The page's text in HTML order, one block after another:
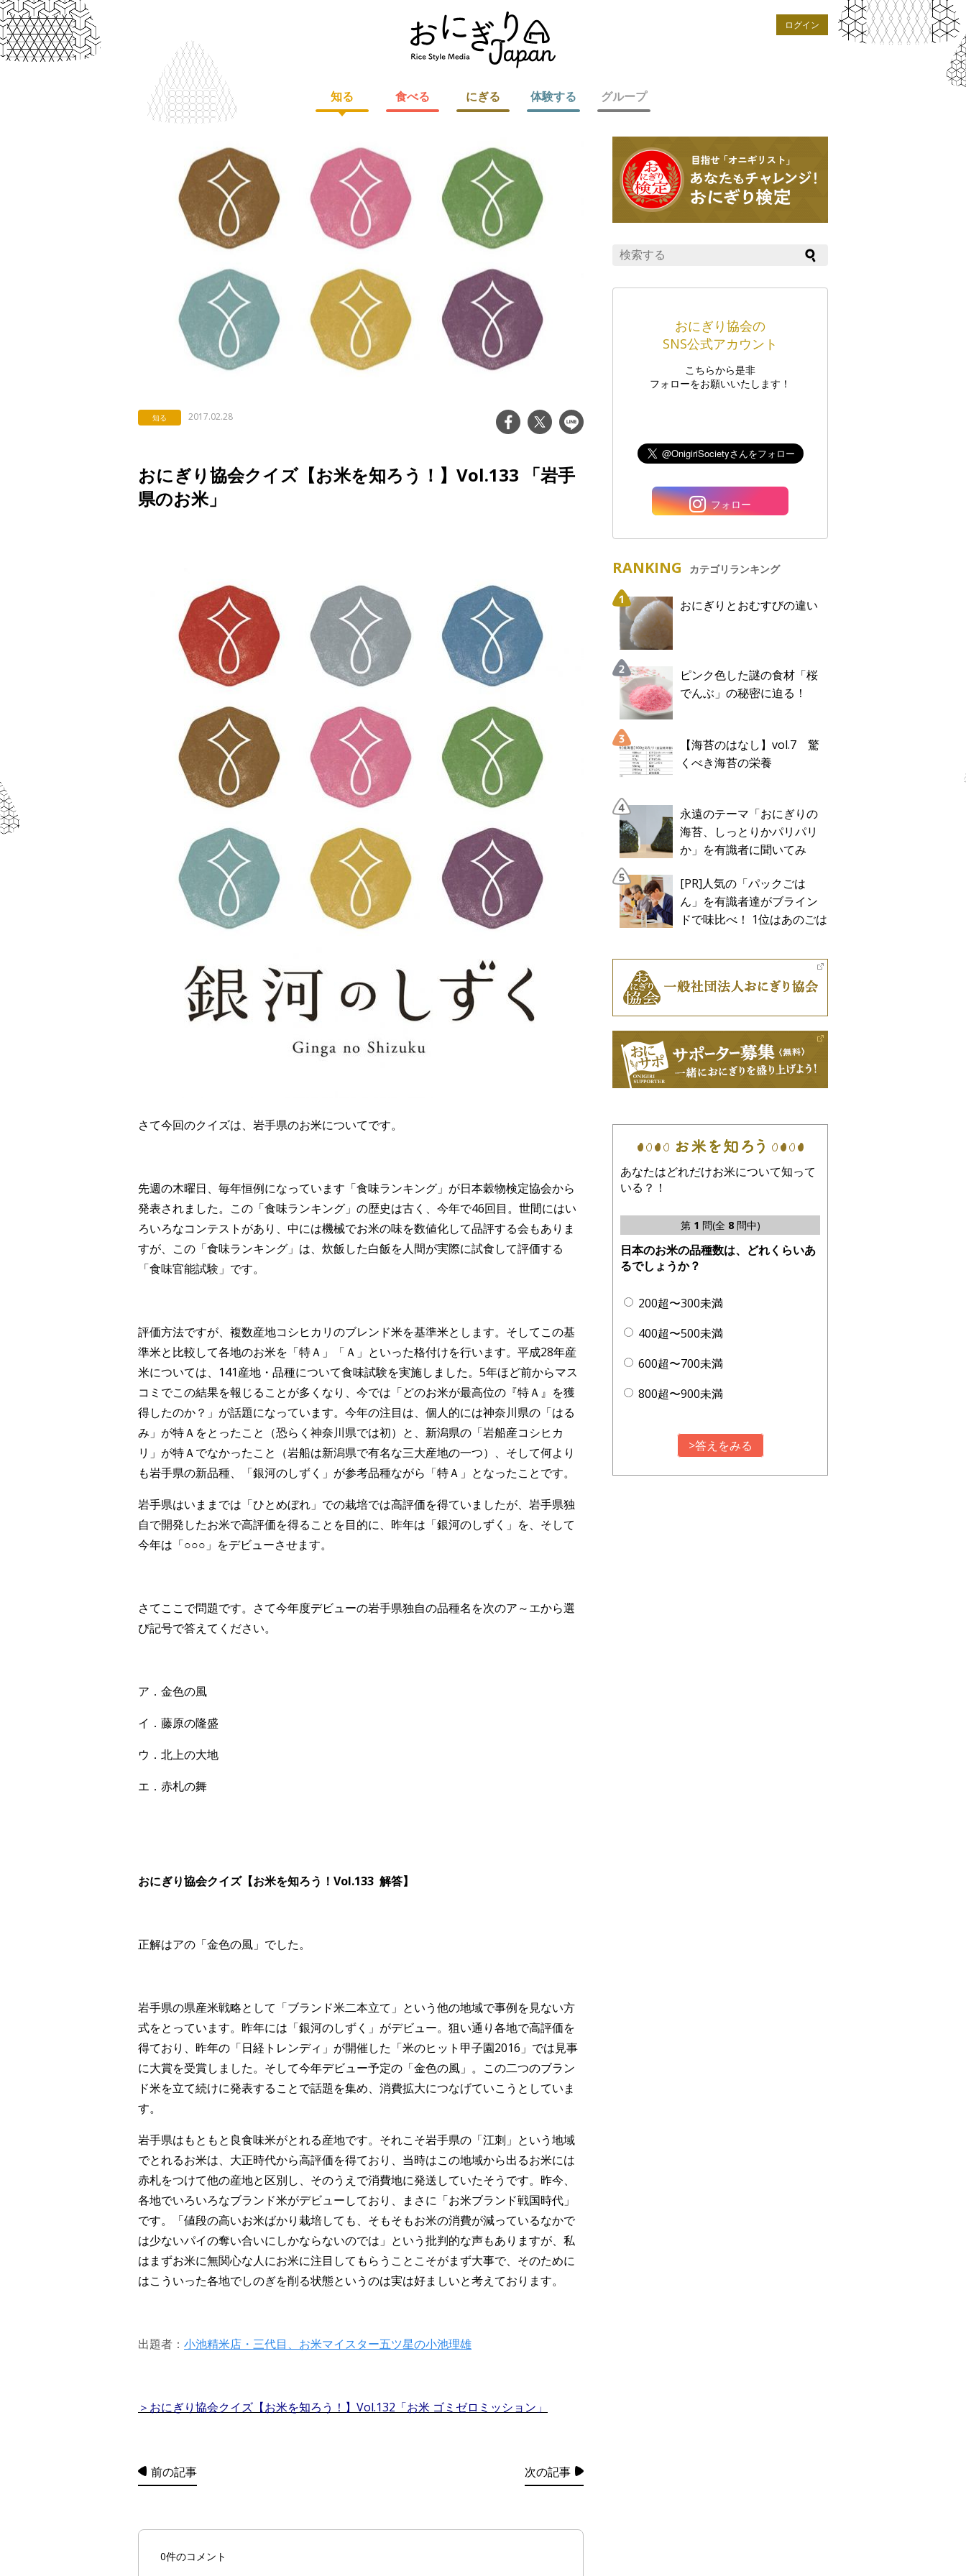
ログイン
知る 食べる にぎる 体験する グループ
知る 2017.02.28
おにぎり協会クイズ【お米を知ろう！】Vol.133 「岩手
県のお米」
さて今回のクイズは、岩手県のお米についてです。
先週の木曜日、毎年恒例になっています「食味ランキング」が日本穀物検定協会から
発表されました。この「食味ランキング」の歴史は古く、今年で46回目。世間にはい
ろいろなコンテストがあり、中には機械でお米の味を数値化して品評する会もありま
すが、この「食味ランキング」は、炊飯した白飯を人間が実際に試食して評価する
「食味官能試験」です。
評価方法ですが、複数産地コシヒカリのブレンド米を基準米とします。そしてこの基
準米と比較して各地のお米を「特Ａ」「Ａ」といった格付けを行います。平成28年産
米については、141産地・品種について食味試験を実施しました。5年ほど前からマス
コミでこの結果を報じることが多くなり、今では「どのお米が最高位の『特Ａ』を獲
得したのか？」が話題になっています。今年の注目は、個人的には神奈川県の「はる
み」が特Ａをとったこと（恐らく神奈川県では初）と、新潟県の「岩船産コシヒカ
リ」が特Ａでなかったこと（岩船は新潟県で有名な三大産地の一つ）、そして何より
も岩手県の新品種、「銀河のしずく」が参考品種ながら「特Ａ」となったことです。
岩手県はいままでは「ひとめぼれ」での栽培では高評価を得ていましたが、岩手県独
自で開発したお米で高評価を得ることを目的に、昨年は「銀河のしずく」を、そして
今年は「○○○」をデビューさせます。
さてここで問題です。さて今年度デビューの岩手県独自の品種名を次のア～エから選
び記号で答えてください。
ア．金色の風
イ．藤原の隆盛
ウ．北上の大地
エ．赤札の舞
おにぎり協会クイズ【お米を知ろう！Vol.133 解答】
正解はアの「金色の風」でした。
岩手県の県産米戦略として「ブランド米二本立て」という他の地域で事例を見ない方
式をとっています。昨年には「銀河のしずく」がデビュー。狙い通り各地で高評価を
得ており、昨年の「日経トレンディ」が開催した「米のヒット甲子園2016」では見事
に大賞を受賞しました。そして今年デビュー予定の「金色の風」。この二つのブラン
ド米を立て続けに発表することで話題を集め、消費拡大につなげていこうとしていま
す。
岩手県はもともと良食味米がとれる産地です。それこそ岩手県の「江刺」という地域
でとれるお米は、大正時代から高評価を得ており、当時はこの地域から出るお米には
赤札をつけて他の産地と区別し、そのうえで消費地に発送していたそうです。昨今、
各地でいろいろなブランド米がデビューしており、まさに「お米ブランド戦国時代」
です。「値段の高いお米ばかり栽培しても、そもそもお米の消費が減っているなかで
は少ないパイの奪い合いにしかならないのでは」という批判的な声もありますが、私
はまずお米に無関心な人にお米に注目してもらうことこそがまず大事で、そのために
はこういった各地でしのぎを削る状態というのは実は好ましいと考えております。
出題者： 小池精米店・三代目、お米マイスター五ツ星の小池理雄
＞おにぎり協会クイズ【お米を知ろう！】Vol.132 「お米 ゴミゼロミッション」
前の記事 次の記事
0件のコメント
おにぎり協会の
SNS公式アカウント
こちらから是非
フォローをお願いいたします！
フォロー
RANKING カテゴリランキング
おにぎりとおむすびの違い
ピンク色した謎の食材「桜
でんぶ」の秘密に迫る！
【海苔のはなし】vol.7 驚
くべき海苔の栄養
永遠のテーマ「おにぎりの
海苔、しっとりかパリパリ
か」を有識者に聞いてみ
[PR]人気の「パックごは
ん」を有識者達がブライン
ドで味比べ！ 1位はあのごは
マーク
あなたはどれだけお米について知って
いる？！
第 1 問(全 8問中)
日本のお米の品種数は、どれくらいあ
るでしょうか？
200超〜300未満
400超〜500未満
600超〜700未満
800超〜900未満
>答えをみる